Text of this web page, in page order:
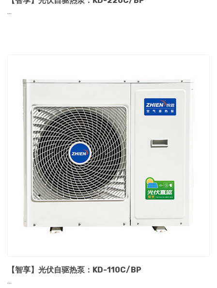
...
【智享】光伏自驱热泵：KD-110C/BP
...